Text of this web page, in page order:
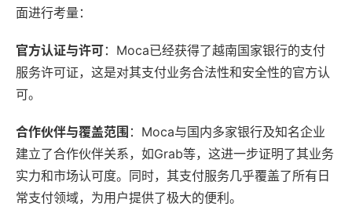
面进行考量：
官方认证与许可：Moca已经获得了越南国家银行的支付
服务许可证，这是对其支付业务合法性和安全性的官方认
可。
合作伙伴与覆盖范围 ：Moca与国内多家银行及知名企业
建立了合作伙伴关系，如Grab等，这进一步证明了其业务
实力和市场认可度。同时，其支付服务几乎覆盖了所有日
常支付领域，为用户提供了极大的便利。